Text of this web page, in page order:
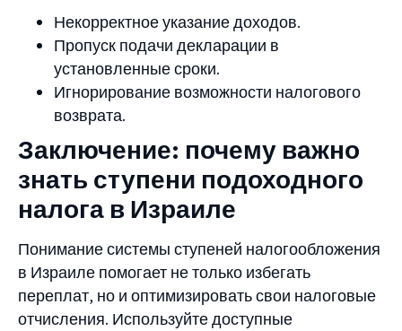
Некорректное указание доходов.
Пропуск подачи декларации в
установленные сроки.
Игнорирование возможности налогового
возврата.
Заключение: почему важно
знать ступени подоходного
налога в Израиле
Понимание системы ступеней налогообложения
в Израиле помогает не только избегать
переплат, но и оптимизировать свои налоговые
отчисления. Используйте доступные